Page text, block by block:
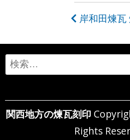
ビ
ゲ
ー
シ
ョ
岸和田煉瓦
Search
for:
関西地方の煉瓦刻印
Rights